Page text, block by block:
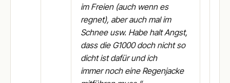
im Freien (auch wenn es
regnet), aber auch mal im
Schnee usw. Habe halt Angst,
dass die G1000 doch nicht so
dicht ist dafür und ich
immer noch eine Regenjacke